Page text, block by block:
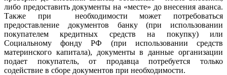
либо предоставить документы на «месте» до внесения аванса.
Также при необходимости может потребоваться
предоставление документов банку (при использовании
покупателем кредитных средств на покупку) или
Социальному фонду РФ (при использовании средств
материнского капитала), документы в данные организации
подает покупатель, от продавца потребуется только
содействие в сборе документов при необходимости.